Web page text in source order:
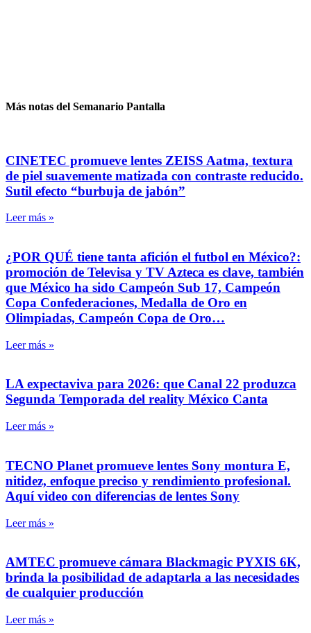
Más notas del Semanario Pantalla
CINETEC promueve lentes ZEISS Aatma, textura
de piel suavemente matizada con contraste reducido.
Sutil efecto “burbuja de jabón”
Leer más »
¿POR QUÉ tiene tanta afición el futbol en México?:
promoción de Televisa y TV Azteca es clave, también
que México ha sido Campeón Sub 17, Campeón
Copa Confederaciones, Medalla de Oro en
Olimpiadas, Campeón Copa de Oro…
Leer más »
LA expectaviva para 2026: que Canal 22 produzca
Segunda Temporada del reality México Canta
Leer más »
TECNO Planet promueve lentes Sony montura E,
nitidez, enfoque preciso y rendimiento profesional.
Aquí video con diferencias de lentes Sony
Leer más »
AMTEC promueve cámara Blackmagic PYXIS 6K,
brinda la posibilidad de adaptarla a las necesidades
de cualquier producción
Leer más »